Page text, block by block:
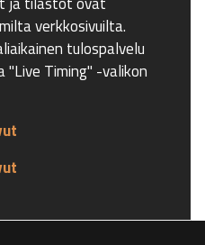
verkkosivuilta.
tulospalvelu
"Live Timing" -valikon